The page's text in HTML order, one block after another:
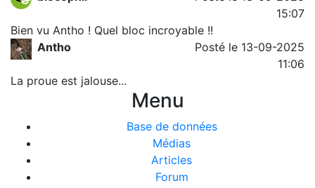
15:07
Bien vu Antho ! Quel bloc incroyable !!
Antho
Posté le 13-09-2025
11:06
La proue est jalouse...
Menu
Base de données
Médias
Articles
Forum